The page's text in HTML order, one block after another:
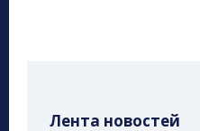
Лента новостей